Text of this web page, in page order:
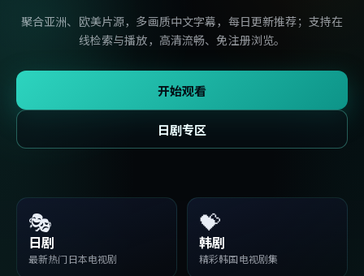
聚合亚洲、欧美片源，多画质中文字幕，每日更新推荐；支持在
线检索与播放，高清流畅、免注册浏览。
开始观看
日剧专区
🎭
日剧
最新热门日本电视剧
💝
韩剧
精彩韩国电视剧集